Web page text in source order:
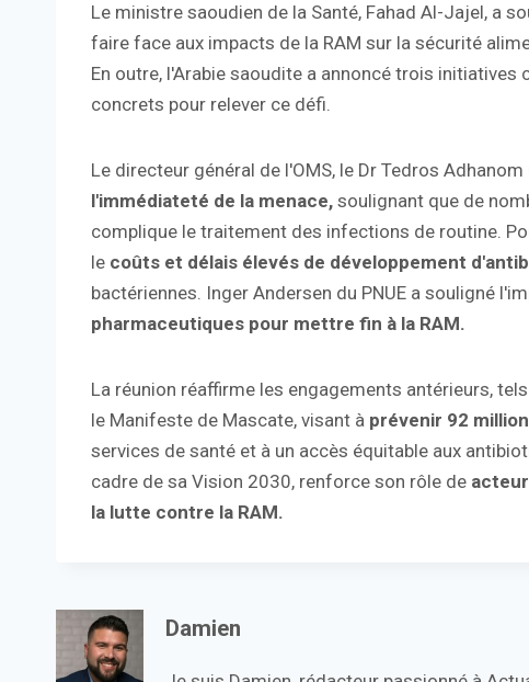
Le ministre saoudien de la Santé, Fahad Al-Jajel, a
faire face aux impacts de la RAM sur la sécurité
En outre, l'Arabie saoudite a annoncé trois
concrets pour relever ce défi.
Le directeur général de l'OMS, le Dr Tedros
l'immédiateté de la menace, soulignant que de
complique le traitement des infections de routine.
le coûts et délais élevés de développement
bactériennes. Inger Andersen du PNUE a souligné
pharmaceutiques pour mettre fin à la RAM.
La réunion réaffirme les engagements antérieurs,
le Manifeste de Mascate, visant à prévenir 92
services de santé et à un accès équitable aux
cadre de sa Vision 2030, renforce son rôle de
la lutte contre la RAM.
Damien